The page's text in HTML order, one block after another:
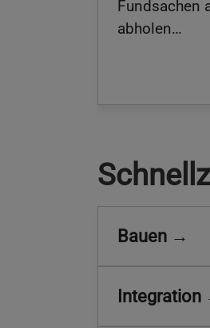
Fundsachen
abholen…
Bauen →
Integration